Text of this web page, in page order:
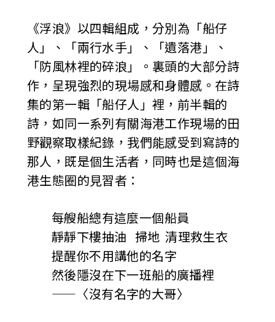
《浮浪》以四輯組成，分別為「船仔
人」、「兩行水手」、「遺落港」、
「防風林裡的碎浪」。裏頭的大部分詩
作，呈現強烈的現場感和身體感。在詩
集的第一輯「船仔人」裡，前半輯的
詩，如同一系列有關海港工作現場的田
野觀察取樣紀錄，我們能感受到寫詩的
那人，既是個生活者，同時也是這個海
港生態圈的見習者：
每艘船總有這麼一個船員
靜靜下樓抽油 掃地 清理救生衣
提醒你不用講他的名字
然後隱沒在下一班船的廣播裡
——〈沒有名字的大哥〉